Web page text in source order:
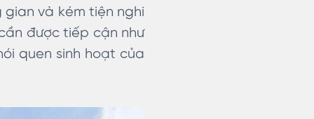
và kém tiện nghi
được tiếp cận như
quen sinh hoạt của